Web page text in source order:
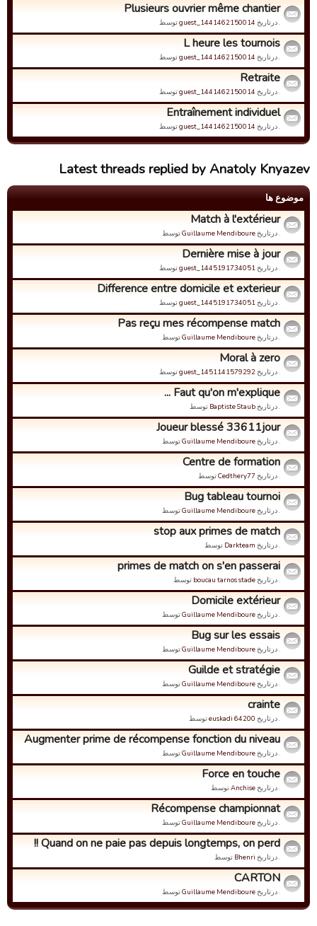
Plusieurs ouvrier même chantier
. درتاریخ guest_1441462150014توسط
L heure les tournois
. درتاریخ guest_1441462150014توسط
Retraite
. درتاریخ guest_1441462150014توسط
Entraînement individuel
. درتاریخ guest_1441462150014توسط
Latest threads replied by Anatoly Knyazev
موضوع ها
Match à l'extérieur
. درتاریخGuillaume Mendiboureتوسط
Dernière mise à jour
. درتاریخguest_1445191734051توسط
Difference entre domicile et exterieur
. درتاریخguest_1445191734051توسط
Pas reçu mes récompense match
. درتاریخGuillaume Mendiboureتوسط
Moral à zero
. درتاریخguest_1451141579292توسط
Faut qu'on m'explique ...
. درتاریخBaptiste Staub توسط
Joueur blessé 33611jour
. درتاریخGuillaume Mendiboureتوسط
Centre de formation
. درتاریخ Cedthery77توسط
Bug tableau tournoi
. درتاریخGuillaume Mendiboureتوسط
stop aux primes de match
. درتاریخ Darkteam توسط
primes de match on s'en passerai
. درتاریخboucau tarnos stade توسط
Domicile extérieur
. درتاریخGuillaume Mendiboureتوسط
Bug sur les essais
. درتاریخGuillaume Mendiboureتوسط
Guilde et stratégie
. درتاریخGuillaume Mendiboureتوسط
crainte
. درتاریخ euskadi 64200توسط
Augmenter prime de récompense fonction du niveau
. درتاریخGuillaume Mendiboureتوسط
Force en touche
. درتاریخAnchiseتوسط
Récompense championnat
. درتاریخGuillaume Mendiboureتوسط
Quand on ne paie pas depuis longtemps, on perd !!
. درتاریخ Bhenri توسط
CARTON
. درتاریخGuillaume Mendiboureتوسط